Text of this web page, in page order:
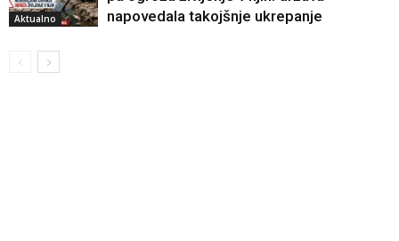
Aktualno
napovedala takojšnje ukrepanje